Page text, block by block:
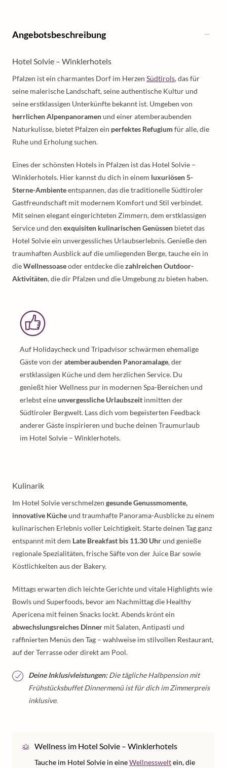
Angebotsbeschreibung
Hotel Solvie – Winklerhotels
Pfalzen ist ein charmantes Dorf im Herzen Südtirols, das für
seine malerische Landschaft, seine authentische Kultur und
seine erstklassigen Unterkünfte bekannt ist. Umgeben von
herrlichen Alpenpanoramenund einer atemberaubenden
Naturkulisse, bietet Pfalzen ein perfektes Refugium für alle, die
Ruhe und Erholung suchen.
Eines der schönsten Hotels in Pfalzen ist das Hotel Solvie –
Winklerhotels. Hier kannst du dich in einem luxuriösen 5-
Sterne-Ambienteentspannen, das die traditionelle Südtiroler
Gastfreundschaft mit modernem Komfort und Stil verbindet.
Mit seinen elegant eingerichteten Zimmern, dem erstklassigen
Service und den exquisiten kulinarischen Genüssen bietet das
Hotel Solvie ein unvergessliches Urlaubserlebnis. Genieße den
traumhaften Ausblick auf die umliegenden Berge, tauche ein in
dieWellnessoaseoder entdecke diezahlreichen Outdoor-
Aktivitäten, die dir Pfalzen und die Umgebung zu bieten haben.
Auf Holidaycheck und Tripadvisor schwärmen ehemalige
Gäste von deratemberaubenden Panoramalage, der
erstklassigen Küche und dem herzlichen Service. Du
genießt hier Wellness pur in modernen Spa-Bereichen und
erlebst eineunvergessliche Urlaubszeit inmitten der
Südtiroler Bergwelt. Lass dich vom begeisterten Feedback
anderer Gäste inspirieren und buche deinen Traumurlaub
im Hotel Solvie – Winklerhotels.
Kulinarik
Im Hotel Solvie verschmelzen gesunde Genussmomente,
innovative Kücheund traumhafte Panorama-Ausblicke zu einem
kulinarischen Erlebnis voller Leichtigkeit. Starte deinen Tag ganz
entspannt mit dem Late Breakfast bis 11.30 Uhrund genieße
regionale Spezialitäten, frische Säfte von der Juice Bar sowie
Köstlichkeiten aus der Bakery.
Mittags erwarten dich leichte Gerichte und vitale Highlights wie
Bowls und Superfoods, bevor am Nachmittag die Healthy
Apericena mit feinen Snacks lockt. Abends krönt ein
abwechslungsreiches Dinner mit Salaten, Antipasti und
raffinierten Menüs den Tag – wahlweise im stilvollen Restaurant,
auf der Terrasse oder direkt am Pool.
Deine Inklusivleistungen:Die tägliche Halbpension mit
Frühstücksbuffet Dinnermenü ist für dich im Zimmerpreis
inklusive.
Wellness im Hotel Solvie – Winklerhotels
Tauche im Hotel Solvie in eineWellnessweltein, die